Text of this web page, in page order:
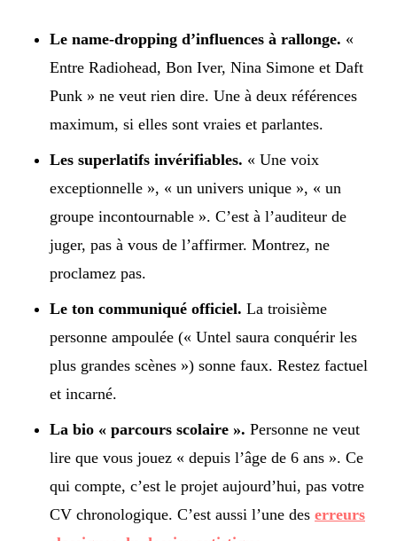
Le name-dropping d’influences à rallonge. «
Entre Radiohead, Bon Iver, Nina Simone et Daft
Punk » ne veut rien dire. Une à deux références
maximum, si elles sont vraies et parlantes.
Les superlatifs invérifiables. « Une voix
exceptionnelle », « un univers unique », « un
groupe incontournable ». C’est à l’auditeur de
juger, pas à vous de l’affirmer. Montrez, ne
proclamez pas.
Le ton communiqué officiel. La troisième
personne ampoulée (« Untel saura conquérir les
plus grandes scènes ») sonne faux. Restez factuel
et incarné.
La bio « parcours scolaire ». Personne ne veut
lire que vous jouez « depuis l’âge de 6 ans ». Ce
qui compte, c’est le projet aujourd’hui, pas votre
CV chronologique. C’est aussi l’une des erreurs